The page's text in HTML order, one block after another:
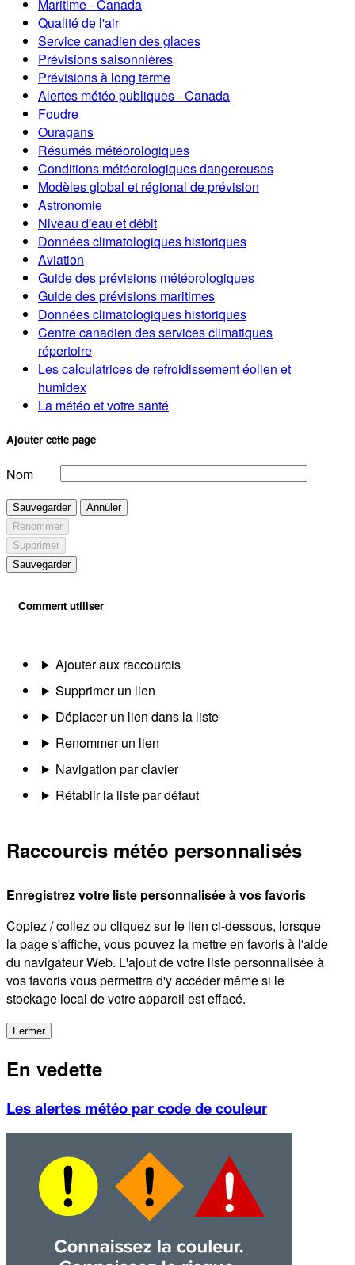
Maritime - Canada
Qualité de l'air
Service canadien des glaces
Prévisions saisonnières
Prévisions à long terme
Alertes météo publiques - Canada
Foudre
Ouragans
Résumés météorologiques
Conditions météorologiques dangereuses
Modèles global et régional de prévision
Astronomie
Niveau d'eau et débit
Données climatologiques historiques
Aviation
Guide des prévisions météorologiques
Guide des prévisions maritimes
Données climatologiques historiques
Centre canadien des services climatiques
répertoire
Les calculatrices de refroidissement éolien et
humidex
La météo et votre santé
Ajouter cette page
Nom
Sauvegarder
Annuler
Renommer
Supprimer
Sauvegarder
Comment utiliser
Ajouter aux raccourcis
Supprimer un lien
Déplacer un lien dans la liste
Renommer un lien
Navigation par clavier
Rétablir la liste par défaut
Raccourcis météo personnalisés
Enregistrez votre liste personnalisée à vos favoris
Copiez / collez ou cliquez sur le lien ci-dessous, lorsque
la page s'affiche, vous pouvez la mettre en favoris à l'aide
du navigateur Web. L'ajout de votre liste personnalisée à
vos favoris vous permettra d'y accéder même si le
stockage local de votre appareil est effacé.
Fermer
En vedette
Les alertes météo par code de couleur